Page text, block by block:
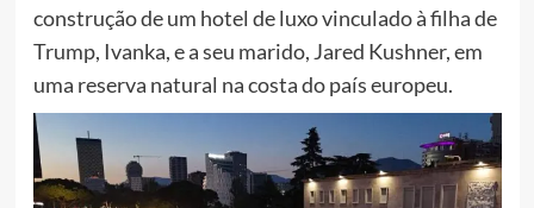
construção de um hotel de luxo vinculado à filha de
Trump, Ivanka, e a seu marido, Jared Kushner, em
uma reserva natural na costa do país europeu.